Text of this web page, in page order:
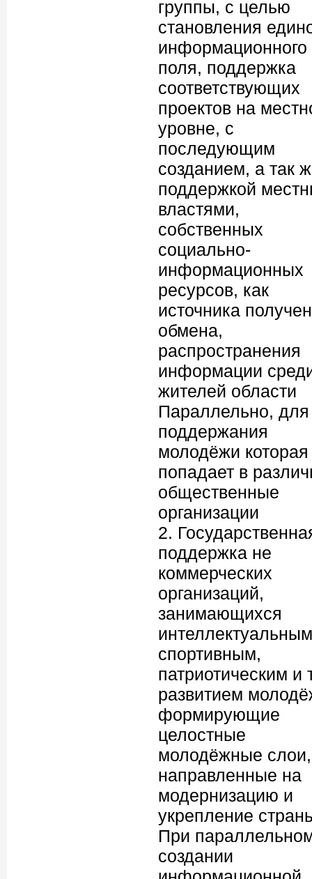
группы, с целью
становления
информационного
поля, поддержка
соответствующих
проектов на
уровне, с
последующим
созданием, а так
поддержкой
властями,
собственных
социально-
информационных
ресурсов, как
источника
обмена,
распространения
информации
жителей области
Параллельно, для
поддержания
молодёжи которая
попадает в
общественные
организации
2.
поддержка не
коммерческих
организаций,
занимающихся
спортивным,
патриотическим и
развитием
формирующие
целостные
молодёжные слои,
направленные на
модернизацию и
укрепление
При
создании